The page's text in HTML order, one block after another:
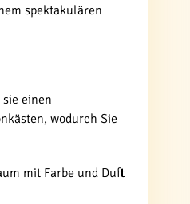
spektakulären
einen
wodurch Sie
mit Farbe und Duft